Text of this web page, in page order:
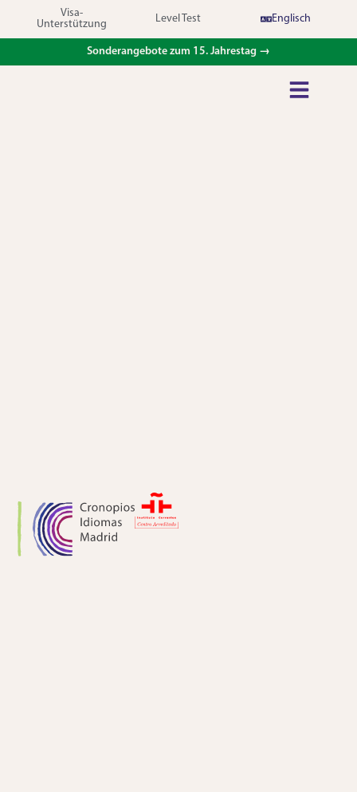
Sonderangebote zum 15. Jahrestag →
Visa-
Unterstützung
Level Test Englisch